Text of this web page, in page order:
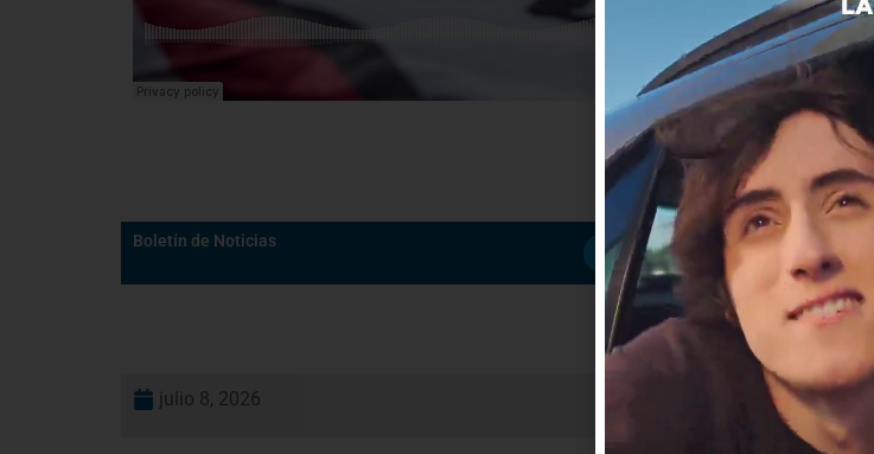
Boletín de Noticias
Suscribirme
julio 8, 2026